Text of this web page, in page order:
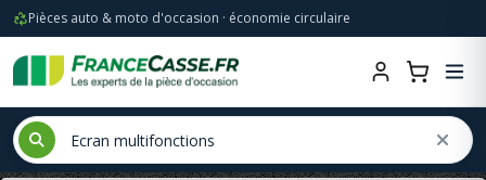
Pièces auto & moto d'occasion · économie circulaire